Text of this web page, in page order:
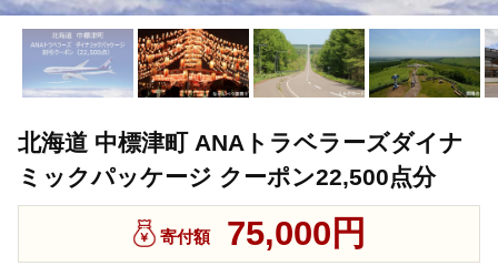
北海道 中標津町 ANAトラベラーズダイナ
ミックパッケージ クーポン22,500点分
寄付額 75,000円